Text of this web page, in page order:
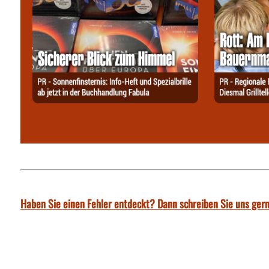
Haben Sie einen Fehler entdeckt? Dann schreiben Sie uns